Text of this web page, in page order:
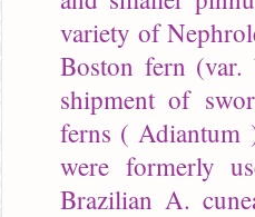
variety of
Boston fern
shipment of
ferns ( Adiantum
were formerly
Brazilian A.